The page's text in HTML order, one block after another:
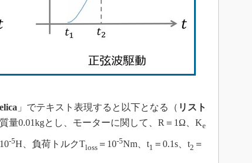
」でテキスト表現すると以下となる（ リスト
量0.01kgとし、モーターに関して、R＝1Ω、Ke
-5H、負荷トルクTloss ＝10-5Nm、t1 ＝0.1s、t2 ＝